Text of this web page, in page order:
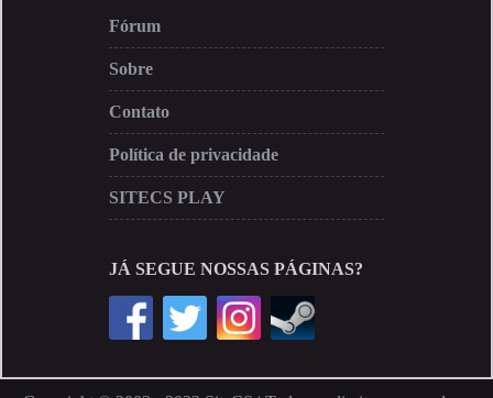
Fórum
Sobre
Contato
Política de privacidade
SITECS PLAY
JÁ SEGUE NOSSAS PÁGINAS?